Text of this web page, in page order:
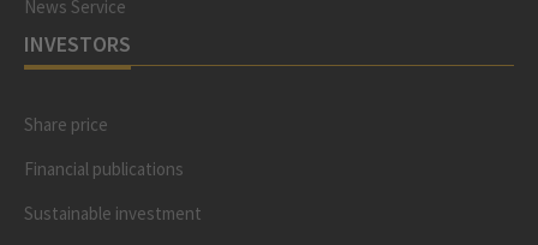
News Service
INVESTORS
Share price
Financial publications
Sustainable investment